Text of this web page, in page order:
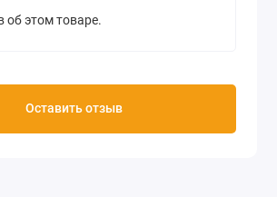
кракелюрными трещинами. Для
об этом товаре.
Оставить отзыв